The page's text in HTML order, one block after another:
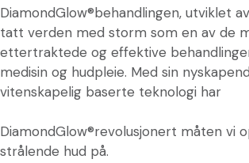
DiamondGlow®behandlingen, utviklet
tatt verden med storm som en av de
ettertraktede og effektive
medisin og hudpleie. Med sin
vitenskapelig baserte teknologi har
DiamondGlow®revolusjonert måten vi
strålende hud på.